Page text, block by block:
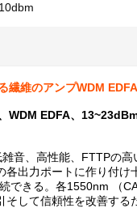
繊維のアンプWDM
WDM EDFA、
音、高性能、FTTPの
各出力ポートに作り付
できる。各1550nm （
して信頼性を改善する